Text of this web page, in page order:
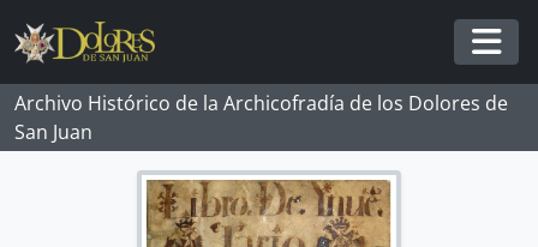
Skip to main content
Archivo Histórico de la Archicofradía de los Dolores de
San Juan